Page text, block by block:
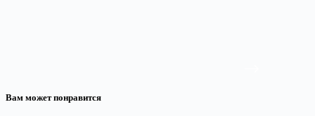
Вам может понравится